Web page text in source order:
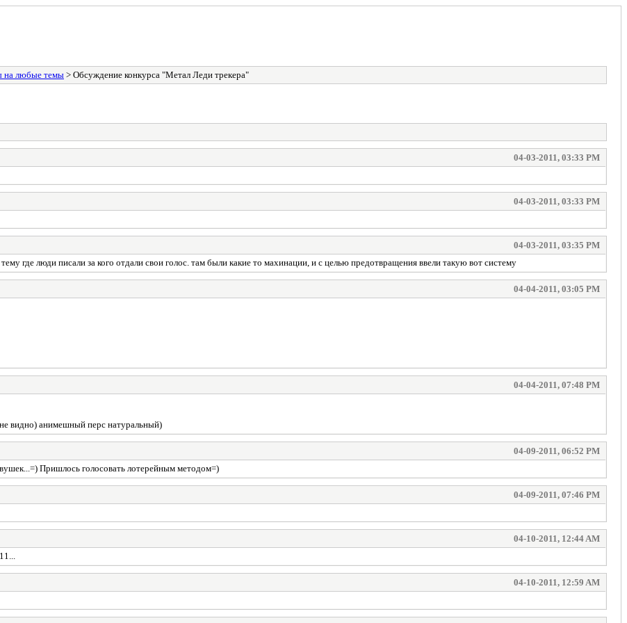
на любые темы> Обсуждение конкурса "Метал Леди трекера"
04-03-2011, 03:33 PM
04-03-2011, 03:33 PM
04-03-2011, 03:35 PM
где люди писали за кого отдали свои голос. там были какие то махинации, и с целью предотвращения ввели такую вот систему
04-04-2011, 03:05 PM
04-04-2011, 07:48 PM
не видно) анимешный перс натуральный)
04-09-2011, 06:52 PM
Пришлось голосовать лотерейным методом=)
04-09-2011, 07:46 PM
04-10-2011, 12:44 AM
04-10-2011, 12:59 AM